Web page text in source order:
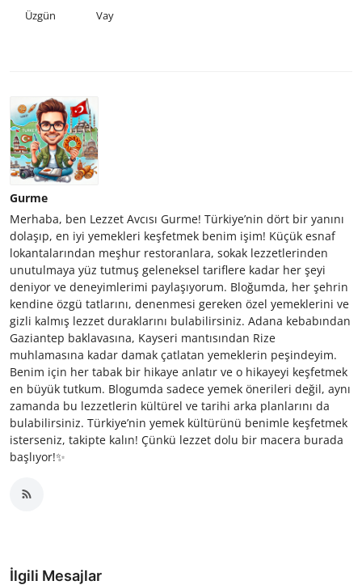
Üzgün Vay
Gurme
Merhaba, ben Lezzet Avcısı Gurme! Türkiye’nin dört bir yanını
dolaşıp, en iyi yemekleri keşfetmek benim işim! Küçük esnaf
lokantalarından meşhur restoranlara, sokak lezzetlerinden
unutulmaya yüz tutmuş geleneksel tariflere kadar her şeyi
deniyor ve deneyimlerimi paylaşıyorum. Bloğumda, her şehrin
kendine özgü tatlarını, denenmesi gereken özel yemeklerini ve
gizli kalmış lezzet duraklarını bulabilirsiniz. Adana kebabından
Gaziantep baklavasına, Kayseri mantısından Rize
muhlamasına kadar damak çatlatan yemeklerin peşindeyim.
Benim için her tabak bir hikaye anlatır ve o hikayeyi keşfetmek
en büyük tutkum. Blogumda sadece yemek önerileri değil, aynı
zamanda bu lezzetlerin kültürel ve tarihi arka planlarını da
bulabilirsiniz. Türkiye’nin yemek kültürünü benimle keşfetmek
isterseniz, takipte kalın! Çünkü lezzet dolu bir macera burada
başlıyor!✨
İlgili Mesajlar